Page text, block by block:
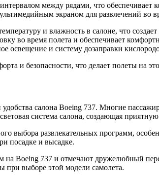
между рядами, что
экраном для развлечений во
и влажность в салоне, что
во время полета и обеспечивает
освещение и систему дозаправки
и безопасности, что делает полеты на
салона Boeing 737. Многие
система салона, создающая
выбора развлекательных программ,
посадке и высадке.
Boeing 737 и отмечают дружелюбный
при выборе этой модели самолета.